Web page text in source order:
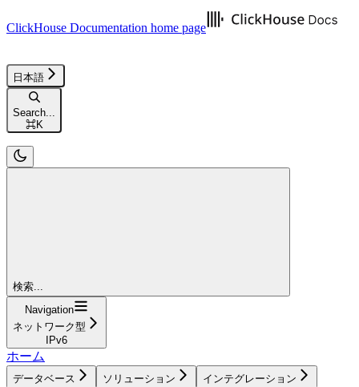
ClickHouse Documentation home page
日本語
Search...
⌘K
検索...
Navigation
ネットワーク型
IPv6
ホーム
データベース ソリューション インテグレーション